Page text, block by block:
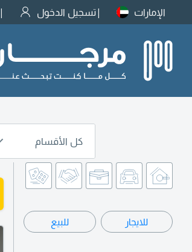
الإمارات تسجيل الدخول
كل الأقسام
للايجار للبيع